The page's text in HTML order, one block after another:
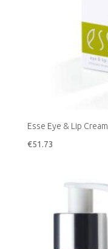
Esse Eye & Lip Cream
€51.73